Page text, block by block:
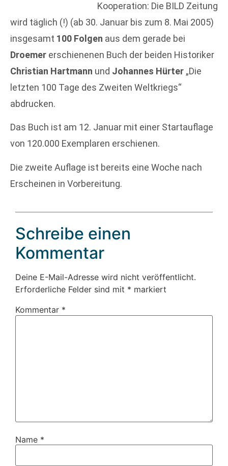
Kooperation: Die BILD Zeitung
wird täglich (!) (ab 30. Januar bis zum 8. Mai 2005)
insgesamt 100 Folgen aus dem gerade bei
Droemer erschienenen Buch der beiden Historiker
Christian Hartmann und Johannes Hürter „Die
letzten 100 Tage des Zweiten Weltkriegs“
abdrucken.
Das Buch ist am 12. Januar mit einer Startauflage
von 120.000 Exemplaren erschienen.
Die zweite Auflage ist bereits eine Woche nach
Erscheinen in Vorbereitung.
Schreibe einen
Kommentar
Deine E-Mail-Adresse wird nicht veröffentlicht.
Erforderliche Felder sind mit * markiert
Kommentar *
Name *